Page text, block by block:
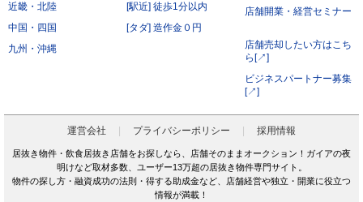
近畿・北陸
中国・四国
九州・沖縄
[駅近] 徒歩1分以内
[タダ] 造作金０円
店舗開業・経営セミナー
店舗売却したい方はこち
ら[↗]
ビジネスパートナー募集
[↗]
運営会社 プライバシーポリシー 採用情報
居抜き物件・飲食居抜き店舗をお探しなら、店舗そのままオークション！ガイアの夜
明けなど取材多数、ユーザー13万超の居抜き物件専門サイト。
物件の探し方・融資成功の法則・得する助成金など、店舗経営や独立・開業に役立つ
情報が満載！